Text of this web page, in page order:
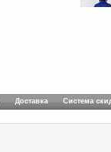
Доставка Система